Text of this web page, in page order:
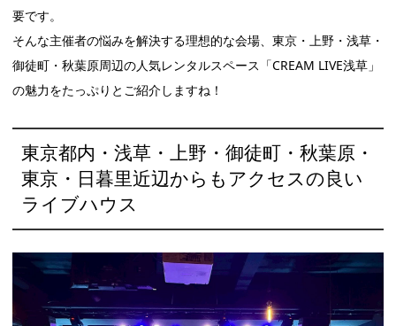
要です。
そんな主催者の悩みを解決する理想的な会場、東京・上野・浅草・
御徒町・秋葉原周辺の人気レンタルスペース「CREAM LIVE浅草」
の魅力をたっぷりとご紹介しますね！
東京都内・浅草・上野・御徒町・秋葉原・
東京・日暮里近辺からもアクセスの良い
ライブハウス